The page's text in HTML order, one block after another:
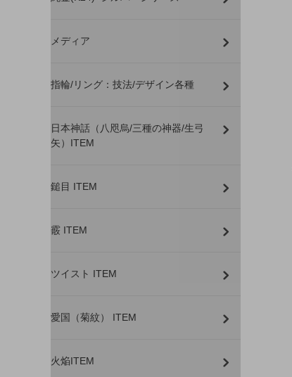
メディア
指輪/リング：技法/デザイン各種
日本神話（八咫烏/三種の神器/生弓
矢）ITEM
鎚目 ITEM
霰 ITEM
ツイスト ITEM
愛国（菊紋） ITEM
火焔ITEM